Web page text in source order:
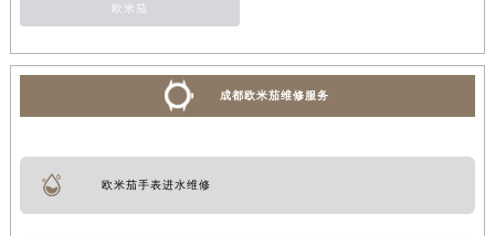
欧米茄
成都欧米茄维修服务
欧米茄手表进水维修